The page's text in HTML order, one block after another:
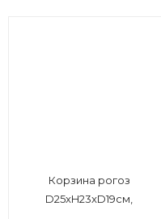
Корзина рогоз
D25xH23xD19см,